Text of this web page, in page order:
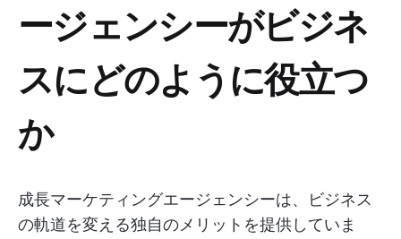
ージェンシーがビジネ
スにどのように役立つ
か
成長マーケティングエージェンシーは、ビジネス
の軌道を変える独自のメリットを提供していま